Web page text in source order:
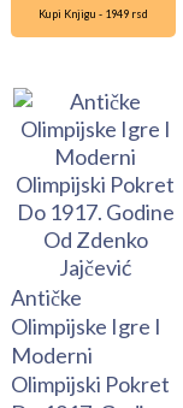
Kupi Knjigu - 1949 rsd
Antičke
Olimpijske Igre I
Moderni
Olimpijski Pokret